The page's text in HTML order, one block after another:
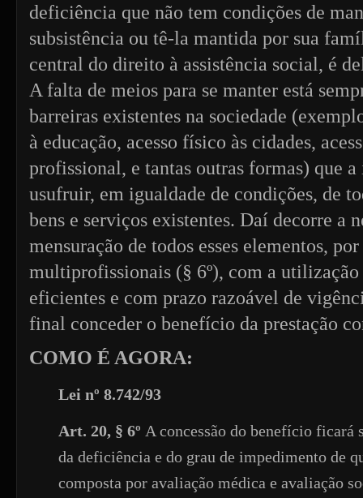
deficiência que não tem condições de
subsistência ou tê-la mantida por sua
central do direito à assistência social, é
A falta de meios para se manter está
barreiras existentes na sociedade
à educação, acesso físico às cidades,
profissional, e tantas outras formas) que
usufruir, em igualdade de condições, de
bens e serviços existentes. Daí decorre a
mensuração de todos esses elementos,
multiprofissionais (§ 6º), com a utilização
eficientes e com prazo razoável de
final conceder o benefício da prestação
COMO É AGORA:
Lei nº 8.742/93
Art. 20, § 6º A concessão do benefício ficará
da deficiência e do grau de impedimento de
composta por avaliação médica e avaliação